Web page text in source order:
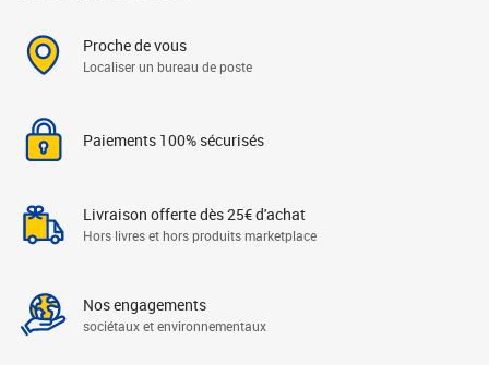
Proche de vous
Localiser un bureau de poste
Paiements 100% sécurisés
Livraison offerte dès 25€ d'achat
Hors livres et hors produits marketplace
Nos engagements
sociétaux et environnementaux